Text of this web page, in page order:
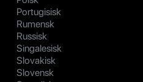
Portugisisk
Rumensk
Russisk
Singalesisk
Slovakisk
Slovensk